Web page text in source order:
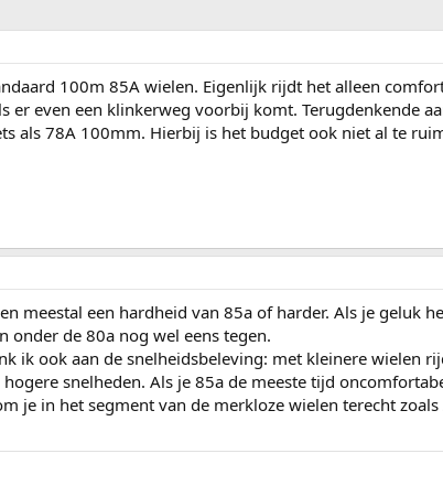
100m 85A wielen. Eigenlijk rijdt het alleen
even een klinkerweg voorbij komt. Terugdenkende
als 78A 100mm. Hierbij is het budget ook niet al te
meestal een hardheid van 85a of harder. Als je geluk
onder de 80a nog wel eens tegen.
ik ook aan de snelheidsbeleving: met kleinere wielen
snelheden. Als je 85a de meeste tijd
je in het segment van de merkloze wielen terecht